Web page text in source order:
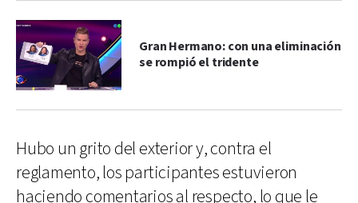
Gran Hermano: con una eliminación
se rompió el tridente
Hubo un grito del exterior y, contra el
reglamento, los participantes estuvieron
haciendo comentarios al respecto, lo que le